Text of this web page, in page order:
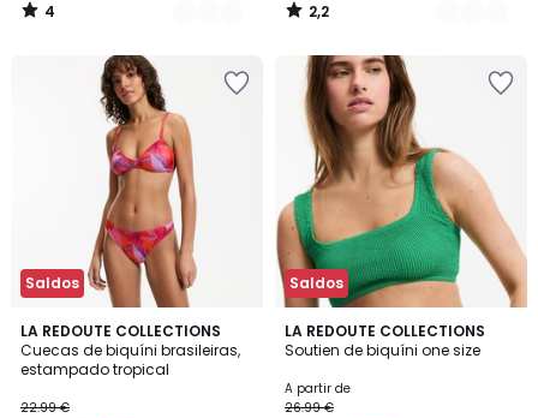
4
/
2,2
/
Saldos
LA REDOUTE COLLECTIONS
Cuecas de biquíni brasileiras,
estampado tropical
22.99 €
1
/
5
Saldos
LA REDOUTE COLLECTIONS
Soutien de biquíni one size
A partir de
26.99 €
3,1
/
2
Cores